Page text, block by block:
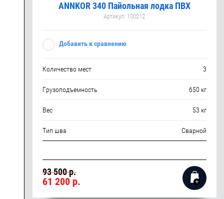
ANNKOR 340 Пайольная лодка ПВХ
Артикул: 100212
Добавить к сравнению
Количество мест 3
Грузоподъемность 650 кг
Вес 53 кг
Тип шва Сварной
93 500 р.
61 200р.